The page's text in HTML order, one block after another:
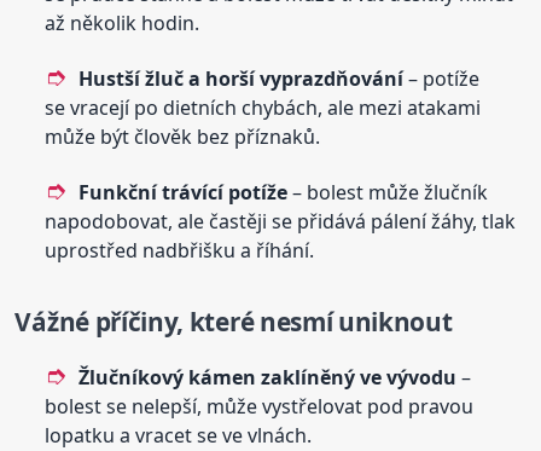
až několik hodin.
Hustší žluč a horší vyprazdňování– potíže
se vracejí po dietních chybách, ale mezi atakami
může být člověk bez příznaků.
Funkční trávící potíže– bolest může žlučník
napodobovat, ale častěji se přidává pálení žáhy, tlak
uprostřed nadbřišku a říhání.
Vážné příčiny, které nesmí uniknout
Žlučníkový kámen zaklíněný ve vývodu –
bolest se nelepší, může vystřelovat pod pravou
lopatku a vracet se ve vlnách.